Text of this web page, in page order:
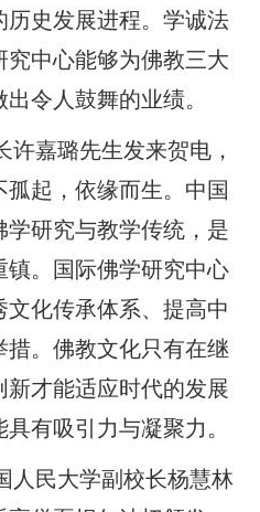
史发展进程。学诚法
中心能够为佛教三大
令人鼓舞的业绩。
嘉璐先生发来贺电，
起，依缘而生。中国
研究与教学传统，是
。国际佛学研究中心
化传承体系、提高中
。佛教文化只有在继
才能适应时代的发展
有吸引力与凝聚力。
民大学副校长杨慧林